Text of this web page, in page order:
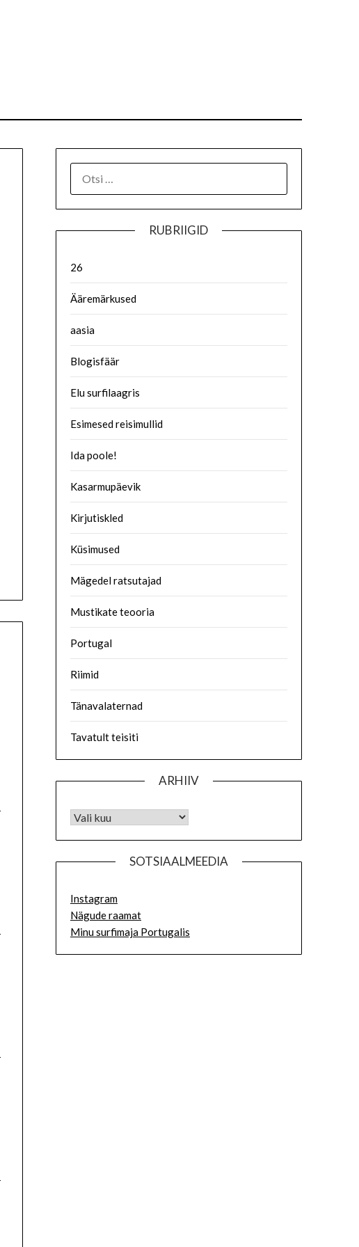
RUBRIIGID
26
Ääremärkused
aasia
Blogisfäär
Elu surfilaagris
Esimesed reisimullid
Ida poole!
Kasarmupäevik
Kirjutiskled
Küsimused
Mägedel ratsutajad
Mustikate teooria
Portugal
Riimid
Tänavalaternad
Tavatult teisiti
ARHIIV
SOTSIAALMEEDIA
Instagram
Nägude raamat
Minu surfimaja Portugalis